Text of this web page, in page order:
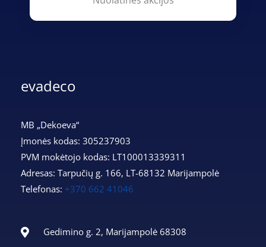
evadeco
MB „Dekoeva“
Įmonės kodas: 305237903
PVM mokėtojo kodas: LT100013339311
Adresas: Tarpučių g. 166, LT-68132 Marijampolė
Telefonas: +370 662 41046
Gedimino g. 2, Marijampolė 68308